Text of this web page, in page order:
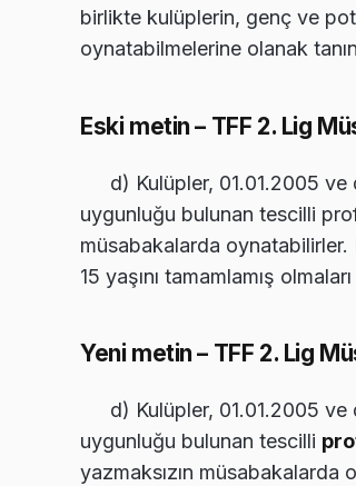
birlikte kulüplerin, genç ve
oynatabilmelerine olanak
Eski metin – TFF 2. Lig
d) Kulüpler, 01.01.2005
uygunluğu bulunan tescilli
müsabakalarda oynatabilirler.
15 yaşını tamamlamış
Yeni metin – TFF 2. Lig
d) Kulüpler, 01.01.2005
uygunluğu bulunan tescilli
yazmaksızın müsabakalarda